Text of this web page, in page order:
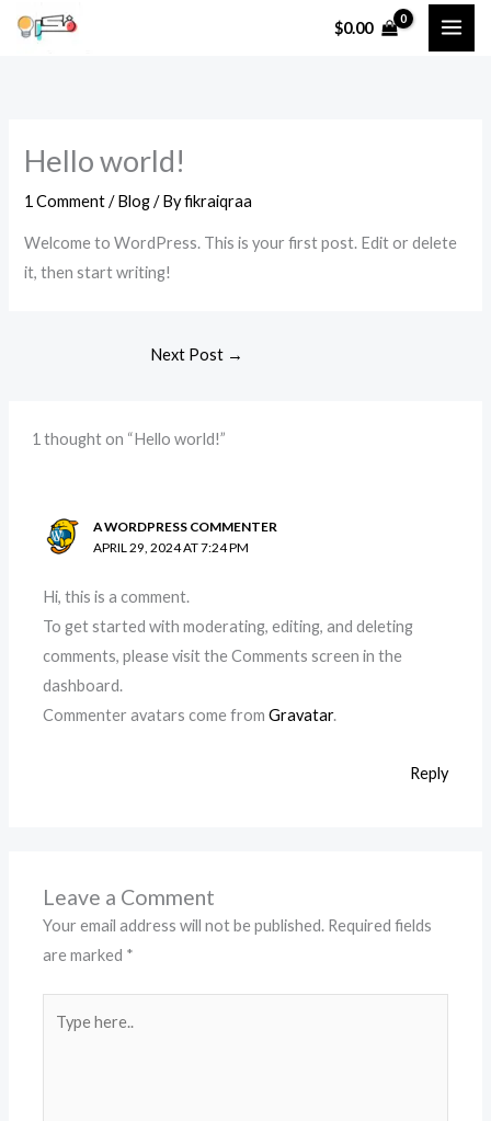
Skip
$0.00
Hello world!
1 Comment /Blog/ Byfikraiqraa
Welcome to WordPress. This is your first post. Edit or delete
it, then start writing!
Next Post →
1 thought on “Hello world!”
A WORDPRESS COMMENTER
APRIL 29, 2024 AT 7:24 PM
Hi, this is a comment.
To get started with moderating, editing, and deleting
comments, please visit the Comments screen in the
dashboard.
Commenter avatars come fromGravatar.
Reply
Leave a Comment
Your email address will not be published. Required fields
are marked *
here..